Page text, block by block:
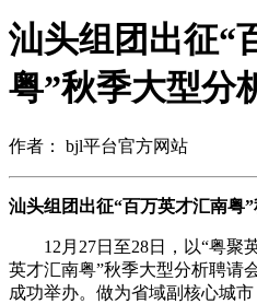
汕头组团出征“
粤”秋季大型分
作者： bjl平台官方网站
汕头组团出征“百万英才汇南粤
12月27日至28日，以“粤聚
英才汇南粤”秋季大型分析聘请
成功举办。做为省域副核心城